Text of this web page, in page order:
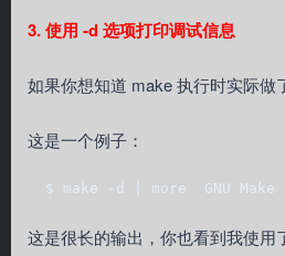
3. 使用 -d 选项打印调试信息
如果你想知道 make 执行时实际做
这是一个例子：
$ make -d | more  GNU Make
这是很长的输出，你也看到我使用